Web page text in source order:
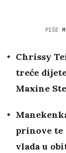
PIŠE
Chrissy
treće
Maxine
prinove te
vlada u